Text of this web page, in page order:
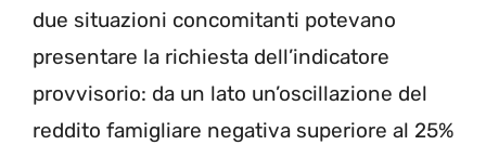
due situazioni concomitanti potevano
presentare la richiesta dell’indicatore
provvisorio: da un lato un’oscillazione del
reddito famigliare negativa superiore al 25%